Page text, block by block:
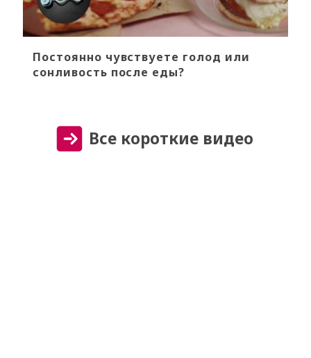
Постоянно чувствуете голод или
сонливость после еды?
Все короткие видео